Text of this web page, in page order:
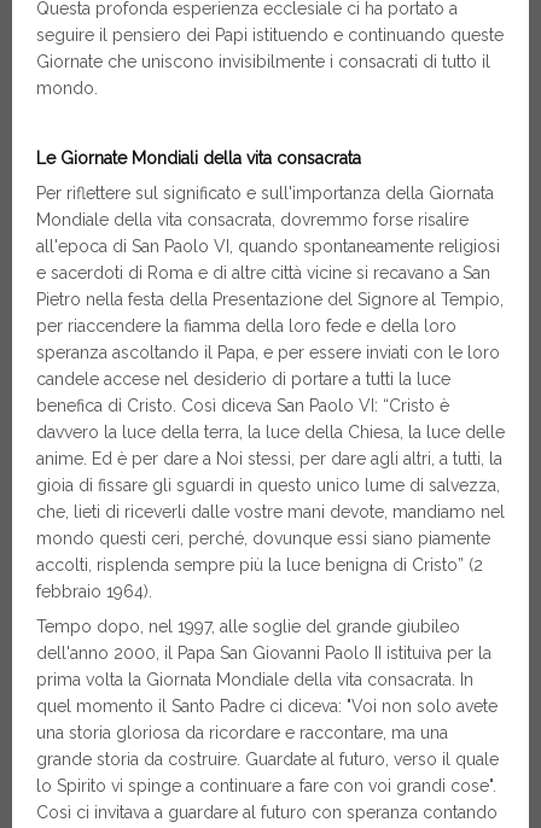
Questa profonda esperienza ecclesiale ci ha portato a
seguire il pensiero dei Papi istituendo e continuando queste
Giornate che uniscono invisibilmente i consacrati di tutto il
mondo.
Le Giornate Mondiali della vita consacrata
Per riflettere sul significato e sull'importanza della Giornata
Mondiale della vita consacrata, dovremmo forse risalire
all'epoca di San Paolo VI, quando spontaneamente religiosi
e sacerdoti di Roma e di altre città vicine si recavano a San
Pietro nella festa della Presentazione del Signore al Tempio,
per riaccendere la fiamma della loro fede e della loro
speranza ascoltando il Papa, e per essere inviati con le loro
candele accese nel desiderio di portare a tutti la luce
benefica di Cristo. Così diceva San Paolo VI: “Cristo è
davvero la luce della terra, la luce della Chiesa, la luce delle
anime. Ed è per dare a Noi stessi, per dare agli altri, a tutti, la
gioia di fissare gli sguardi in questo unico lume di salvezza,
che, lieti di riceverli dalle vostre mani devote, mandiamo nel
mondo questi ceri, perché, dovunque essi siano piamente
accolti, risplenda sempre più la luce benigna di Cristo” (2
febbraio 1964).
Tempo dopo, nel 1997, alle soglie del grande giubileo
dell'anno 2000, il Papa San Giovanni Paolo II istituiva per la
prima volta la Giornata Mondiale della vita consacrata. In
quel momento il Santo Padre ci diceva: "Voi non solo avete
una storia gloriosa da ricordare e raccontare, ma una
grande storia da costruire. Guardate al futuro, verso il quale
lo Spirito vi spinge a continuare a fare con voi grandi cose".
Così ci invitava a guardare al futuro con speranza contando